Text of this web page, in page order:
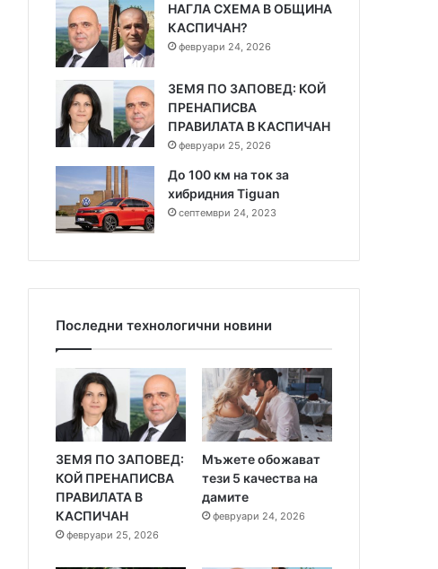
НАГЛА СХЕМА В ОБЩИНА
КАСПИЧАН?
февруари 24, 2026
ЗЕМЯ ПО ЗАПОВЕД: КОЙ
ПРЕНАПИСВА
ПРАВИЛАТА В КАСПИЧАН
февруари 25, 2026
До 100 км на ток за
хибридния Tiguan
септември 24, 2023
Последни технологични новини
ЗЕМЯ ПО ЗАПОВЕД:
КОЙ ПРЕНАПИСВА
ПРАВИЛАТА В
КАСПИЧАН
февруари 25, 2026
Мъжете обожават
тези 5 качества на
дамите
февруари 24, 2026